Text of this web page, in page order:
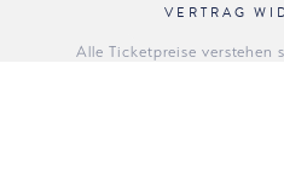
VERTRAG
Alle Ticketpreise verstehen